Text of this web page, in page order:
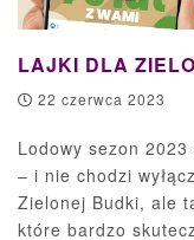
LAJKI DLA
22 czerwca 2023
Lodowy sezon
– i nie chodzi
Zielonej Budki, ale
które bardzo